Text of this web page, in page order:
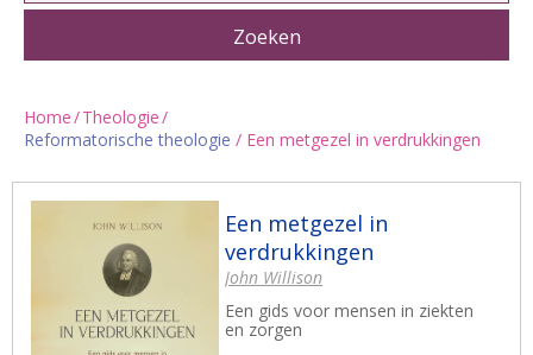
Winkelwagen:
Home/Theologie/
Reformatorische theologie / Een metgezel in verdrukkingen
Een metgezel in
verdrukkingen
John Willison
Een gids voor mensen in ziekten
en zorgen